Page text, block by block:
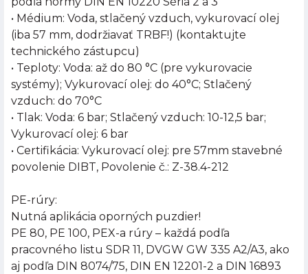
• Médium: Voda, stlačený vzduch, vykurovací olej
(iba 57 mm, dodržiavať TRBF!) (kontaktujte
technického zástupcu)
• Teploty: Voda: až do 80 °C (pre vykurovacie
systémy); Vykurovací olej: do 40°C; Stlačený
vzduch: do 70°C
• Tlak: Voda: 6 bar; Stlačený vzduch: 10-12,5 bar;
Vykurovací olej: 6 bar
• Certifikácia: Vykurovací olej: pre 57mm stavebné
povolenie DIBT, Povolenie č.: Z-38.4-212
PE-rúry:
Nutná aplikácia oporných puzdier!
PE 80, PE 100, PEX-a rúry – každá podľa
pracovného listu SDR 11, DVGW GW 335 A2/A3, ako
aj podľa DIN 8074/75, DIN EN 12201-2 a DIN 16893